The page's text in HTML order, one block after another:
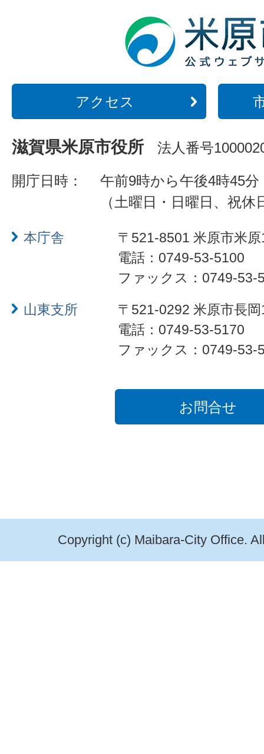
アクセス
滋賀県米原市役所 法人番号
開庁日時：
午前9時から午後4時45分
（土曜日・日曜日、祝
本庁舎
〒521-8501 米原市米
電話：0749-53-5100
ファックス：0749-53-
山東支所
〒521-0292 米原市長
電話：0749-53-5170
ファックス：0749-53-
お問合せ
Copyright (c) Maibara-City Office.